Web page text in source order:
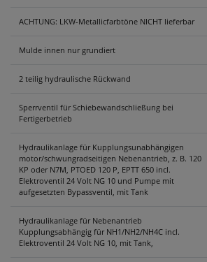
ACHTUNG: LKW-Metallicfarbtöne NICHT lieferbar
Mulde innen nur grundiert
2 teilig hydraulische Rückwand
Sperrventil für Schiebewandschließung bei
Fertigerbetrieb
Hydraulikanlage für Kupplungsunabhängigen
motor/schwungradseitigen Nebenantrieb, z. B. 120
KP oder N7M, PTOED 120 P, EPTT 650 incl.
Elektroventil 24 Volt NG 10 und Pumpe mit
aufgesetzten Bypassventil, mit Tank
Hydraulikanlage für Nebenantrieb
Kupplungsabhängig für NH1/NH2/NH4C incl.
Elektroventil 24 Volt NG 10, mit Tank,